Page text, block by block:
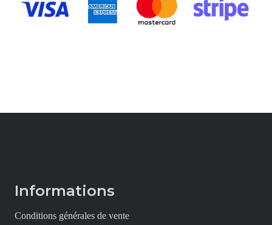
Informations
Conditions générales de vente